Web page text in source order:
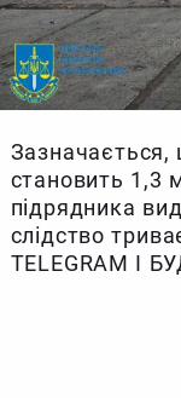
Зазначається,
становить 1,3
підрядника
слідство
TELEGRAM І